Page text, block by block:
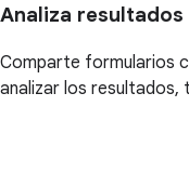
Analiza resultados
Comparte formularios
analizar los resultados,